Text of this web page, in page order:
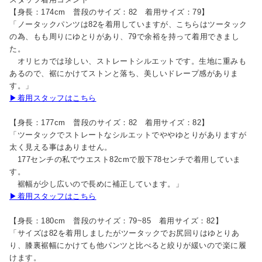
【身長：174cm 普段のサイズ：82 着用サイズ：79】
「ノータックパンツは82を着用していますが、こちらはツータック
の為、もも周りにゆとりがあり、79で余裕を持って着用できまし
た。
オリヒカでは珍しい、ストレートシルエットです。生地に重みも
あるので、裾にかけてストンと落ち、美しいドレープ感がありま
す。」
▶着用スタッフはこちら
【身長：177cm 普段のサイズ：82 着用サイズ：82】
「ツータックでストレートなシルエットでややゆとりがありますが
太く見える事はありません。
177センチの私でウエスト82cmで股下78センチで着用していま
す。
裾幅が少し広いので長めに補正しています。」
▶着用スタッフはこちら
【身長：180cm 普段のサイズ：79~85 着用サイズ：82】
「サイズは82を着用しましたがツータックでお尻回りはゆとりあ
り、膝裏裾幅にかけても他パンツと比べると絞りが緩いので楽に履
けます。